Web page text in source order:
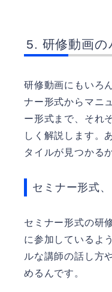
研修動画
研修動画にもいろ
ナー形式からマニ
ー形式まで、それ
しく解説します。
タイルが見つかる
セミナー形式
セミナー形式の研
に参加しているよ
ルな講師の話し方
めるんです。